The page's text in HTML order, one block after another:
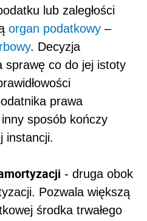
lub zaległości
organ podatkowy –
. Decyzja
sprawę co do jej istoty
prawa
sposób kończy
instancji.
- druga obok
Pozwala większą
środka trwałego